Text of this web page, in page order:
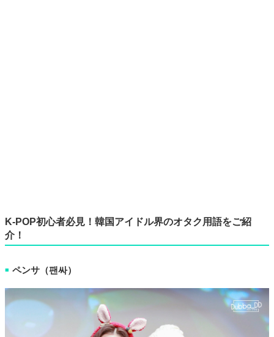
K-POP初心者必見！韓国アイドル界のオタク用語をご紹
介！
■ ペンサ（팬싸）